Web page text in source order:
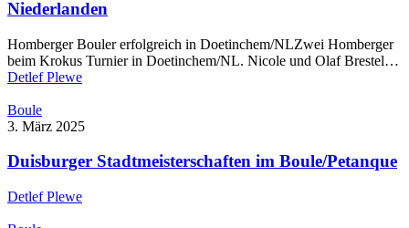
Niederlanden
Homberger Bouler erfolgreich in Doetinchem/NLZwei Homberger
beim Krokus Turnier in Doetinchem/NL. Nicole und Olaf Brestel…
Detlef Plewe
Boule
3. März 2025
Duisburger Stadtmeisterschaften im Boule/Petanque
Detlef Plewe